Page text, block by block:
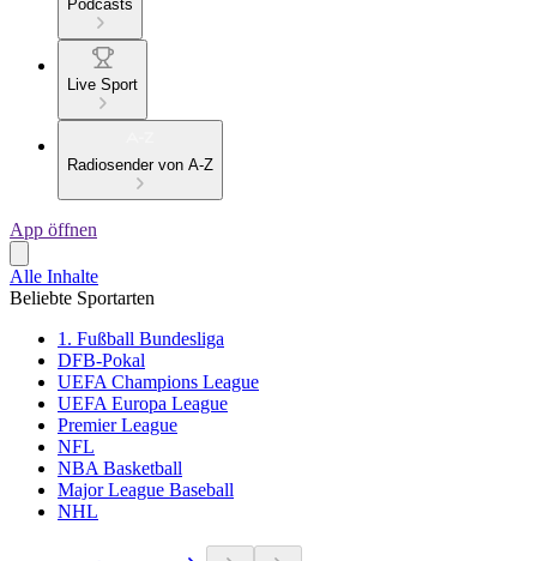
Podcasts
Live Sport
Radiosender von A-Z
App öffnen
Alle Inhalte
Beliebte Sportarten
1. Fußball Bundesliga
DFB-Pokal
UEFA Champions League
UEFA Europa League
Premier League
NFL
NBA Basketball
Major League Baseball
NHL